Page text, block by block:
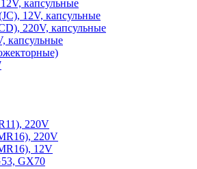
капсульные
12V, капсульные
220V, капсульные
капсульные
220V
220V
12V
GX70